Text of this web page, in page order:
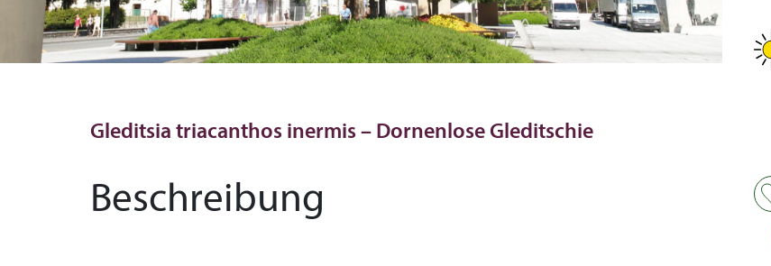
Gleditsia triacanthos inermis – Dornenlose Gleditschie
Beschreibung